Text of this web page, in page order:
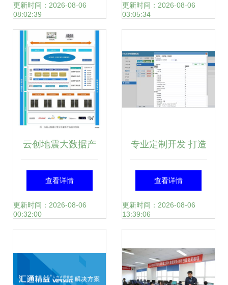
更新时间：2026-08-06
08:02:39
发的数据处理服务
更新时间：2026-08-06
03:05:34
云创地震大数据产
品荣膺江苏省大数
据产业发展试点示
查看详情
更新时间：2026-08-06
00:32:00
专业定制开发 打造
企业数字化转型的
坚实基石
查看详情
更新时间：2026-08-06
13:39:06